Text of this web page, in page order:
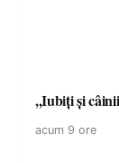
,,Iubiți și
acum 9 ore